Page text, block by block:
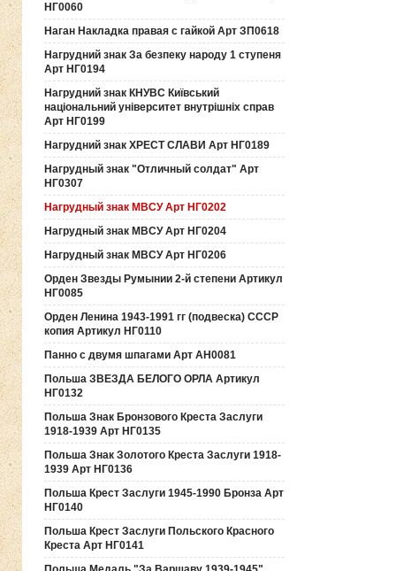
НГ0060
Наган Накладка правая с гайкой Арт ЗП0618
Нагрудний знак За безпеку народу 1 ступеня
Арт НГ0194
Нагрудний знак КНУВС Київський
національний університет внутрішніх справ
Арт НГ0199
Нагрудний знак ХРЕСТ СЛАВИ Арт НГ0189
Нагрудный знак "Отличный солдат" Арт
НГ0307
Нагрудный знак МВСУ Арт НГ0202
Нагрудный знак МВСУ Арт НГ0204
Нагрудный знак МВСУ Арт НГ0206
Орден Звезды Румынии 2-й степени Артикул
НГ0085
Орден Ленина 1943-1991 гг (подвеска) СССР
копия Артикул НГ0110
Панно с двумя шпагами Арт АН0081
Польша ЗВЕЗДА БЕЛОГО ОРЛА Артикул
НГ0132
Польша Знак Бронзового Креста Заслуги
1918-1939 Арт НГ0135
Польша Знак Золотого Креста Заслуги 1918-
1939 Арт НГ0136
Польша Крест Заслуги 1945-1990 Бронза Арт
НГ0140
Польша Крест Заслуги Польского Красного
Креста Арт НГ0141